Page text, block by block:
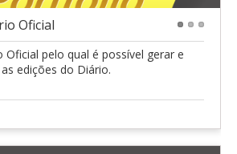
Oficial
Oficial pelo qual é possível gerar e
edições do Diário.